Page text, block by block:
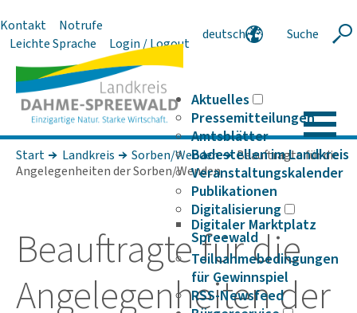
Kontakt
Notrufe
Leichte Sprache
Login / Logout
deutsch
Suche
Aktuelles
Pressemitteilungen
Amtsblätter
Badestellen im Landkreis
Veranstaltungskalender
Publikationen
Digitalisierung
Digitaler Marktplatz
Spreewald
Teilnahmebedingungen
für Gewinnspiel
RSS-Newsfeed
Start Landkreis Sorben/Wenden
Beauftragte für die
Angelegenheiten der Sorben/Wenden
Beauf­tragte für die
Ange­le­gen­heiten der